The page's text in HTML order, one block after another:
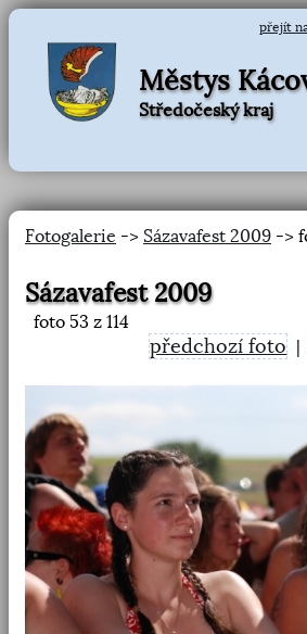
přejít
Městys
Středočeský kraj
Fotogalerie -> Sázavafest 2009 ->
Sázavafest 2009
foto 53 z 114
předchozí foto